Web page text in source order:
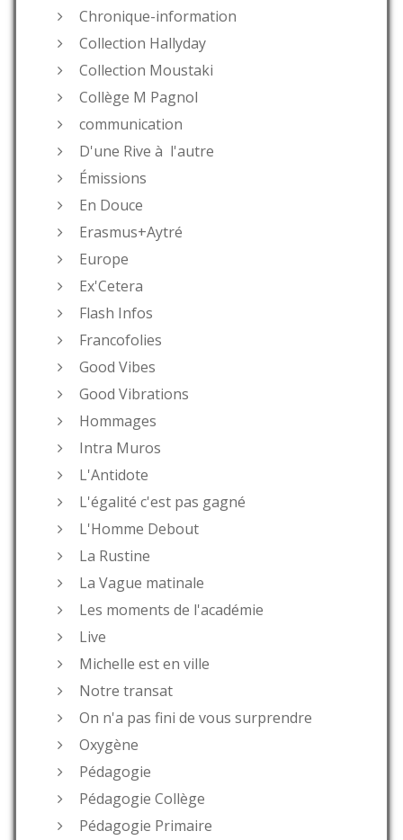
Chronique-information
Collection Hallyday
Collection Moustaki
Collège M Pagnol
communication
D'une Rive à l'autre
Émissions
En Douce
Erasmus+Aytré
Europe
Ex'Cetera
Flash Infos
Francofolies
Good Vibes
Good Vibrations
Hommages
Intra Muros
L'Antidote
L'égalité c'est pas gagné
L'Homme Debout
La Rustine
La Vague matinale
Les moments de l'académie
Live
Michelle est en ville
Notre transat
On n'a pas fini de vous surprendre
Oxygène
Pédagogie
Pédagogie Collège
Pédagogie Primaire